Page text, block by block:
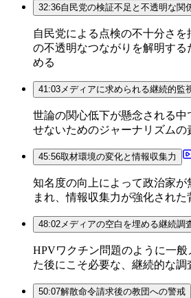
32:36自民党の検証不足と不透明な関
自民党による点検の不十分さを
の不透明なつながりを解明す
める
41:03メディアに求められる継続的監
世論の関心低下が懸念される中
せないためのジャーナリズムの
45:56取材環境の変化と情報収集力
知名度の向上によって政治家が
まれ、情報収集力が強化された
48:02メディアの空白を埋める継続調
HPVワクチン問題のように一
た後にこそ必要な、継続的な調
50:07解散命令請求後の教団への警戒